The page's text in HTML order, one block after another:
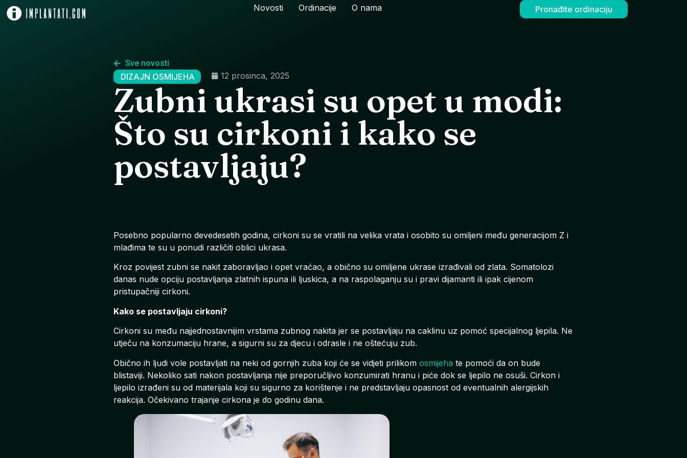
Novosti Ordinacije O nama Pronađite ordinaciju
Sve novosti
DIZAJN OSMIJEHA 12 prosinca, 2025
Zubni ukrasi su opet u modi:
Što su cirkoni i kako se
postavljaju?
Posebno popularno devedesetih godina, cirkoni su se vratili na velika vrata i osobito su omiljeni među generacijom Z i
mlađima te su u ponudi različiti oblici ukrasa.
Kroz povijest zubni se nakit zaboravljao i opet vraćao, a obično su omiljene ukrase izrađivali od zlata. Somatolozi
danas nude opciju postavljanja zlatnih ispuna ili ljuskica, a na raspolaganju su i pravi dijamanti ili ipak cijenom
pristupačniji cirkoni.
Kako se postavljaju cirkoni?
Cirkoni su među najjednostavnijim vrstama zubnog nakita jer se postavljaju na caklinu uz pomoć specijalnog ljepila. Ne
utječu na konzumaciju hrane, a sigurni su za djecu i odrasle i ne oštećuju zub.
Obično ih ljudi vole postavljati na neki od gornjih zuba koji će se vidjeti prilikom osmijeha te pomoći da on bude
blistaviji. Nekoliko sati nakon postavljanja nije preporučljivo konzumirati hranu i piće dok se ljepilo ne osuši. Cirkon i
ljepilo izrađeni su od materijala koji su sigurno za korištenje i ne predstavljaju opasnost od eventualnih alergijskih
reakcija. Očekivano trajanje cirkona je do godinu dana.